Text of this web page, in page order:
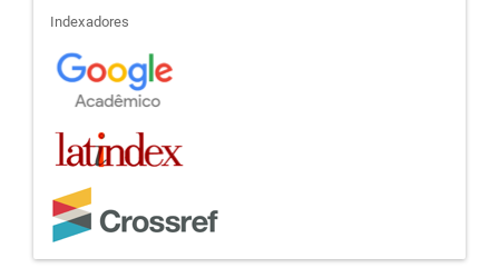
indexadores
Indexadores